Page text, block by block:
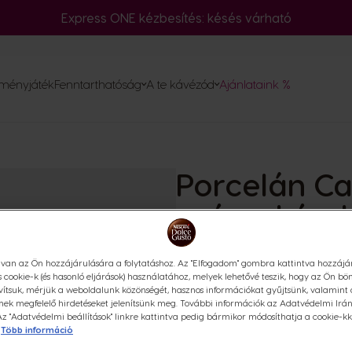
Express ONE kézbesítés: késés várható
Fenntarthatóság A te kávézód Ajánlataink %
Porcelán
Ha a kávépartira a
tervezésű csészét és
mosogatógépekben is
van az Ön hozzájárulására a folytatáshoz. Az "Elfogadom" gombra kattintva
k (és hasonló eljárások) használatához, melyek lehetővé teszik, hogy az Ön
mérjük a weboldalunk közönségét, hasznos információkat gyűjtsünk, valamint
megfelelő hirdetéseket jelenítsünk meg. További információk az Adatvédelmi
"Adatvédelmi beállítások" linkre kattintva pedig bármikor módosíthatja a cookie-
Több információ